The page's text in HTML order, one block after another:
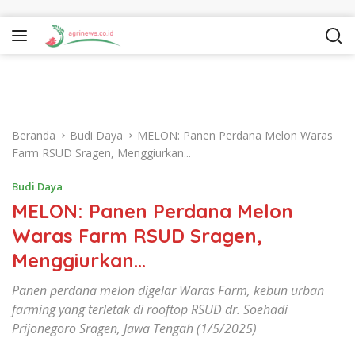
Beranda Budi Daya
MELON: Panen Perdana Melon Waras
Farm RSUD Sragen, Menggiurkan...
Budi Daya
MELON: Panen Perdana Melon
Waras Farm RSUD Sragen,
Menggiurkan…
Panen perdana melon digelar Waras Farm, kebun urban
farming yang terletak di rooftop RSUD dr. Soehadi
Prijonegoro Sragen, Jawa Tengah (1/5/2025)